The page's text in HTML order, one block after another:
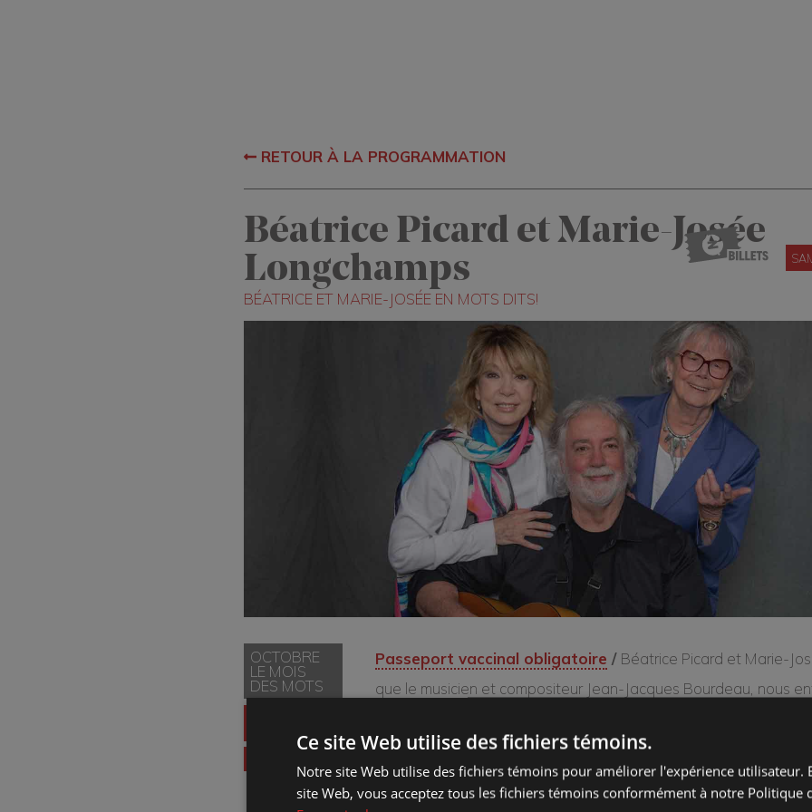
RETOUR À LA PROGRAMMATION
Béatrice Picard et Marie-Josée
Longchamps
BÉATRICE ET MARIE-JOSÉE EN MOTS DITS!
OCTOBRE
LE MOIS
DES MOTS
Passeport vaccinal obligatoire / Béatrice Picard et Marie-
que le musicien et compositeur Jean-Jacques Bourdeau, nous
magnifique odyssée à travers le théâtre québécois, la
des 100 dernières années.
De Saint-Denys Garneau, en passant par Anne Hébert, en
Ce site Web utilise des fichiers témoins.
Notre site Web utilise des fichiers témoins pour améliorer l'expérience utilisateur.
site Web, vous acceptez tous les fichiers témoins conformément à notre Politique